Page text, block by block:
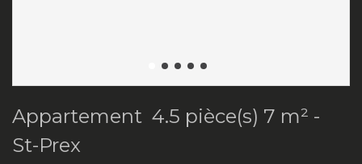
Appartement 4.5 pièce(s) 7 m² -
St-Prex